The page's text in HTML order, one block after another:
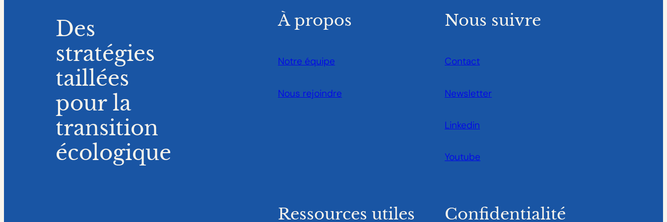
Des
stratégies
taillées
pour la
transition
écologique
À propos
Notre équipe
Nous rejoindre
Nous suivre
Contact
Newsletter
Linkedin
Youtube
Ressources utiles Confidentialité